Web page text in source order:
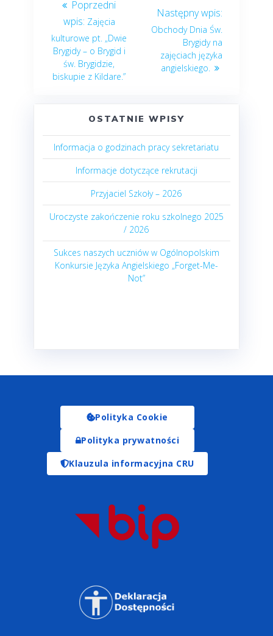
Zajęcia
kulturowe pt. „Dwie
Brygidy – o Brygid i
św. Brygidzie,
biskupie z Kildare.”
Obchody Dnia Św.
Brygidy na
zajęciach języka
angielskiego.
OSTATNIE WPISY
Informacja o godzinach pracy sekretariatu
Informacje dotyczące rekrutacji
Przyjaciel Szkoły – 2026
Uroczyste zakończenie roku szkolnego 2025
/ 2026
Sukces naszych uczniów w Ogólnopolskim
Konkursie Języka Angielskiego „Forget-Me-
Not”
Polityka Cookie
Polityka prywatności
Klauzula informacyjna CRU